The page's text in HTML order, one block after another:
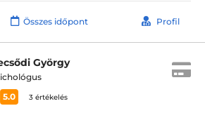
Összes időpont Profil
György
5.0
3 értékelés